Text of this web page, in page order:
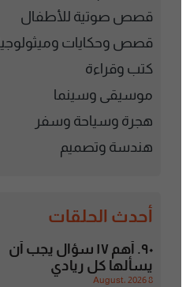
قصص صوتية للأطفال
قصص وحكايات وميثولوجيا
كتب وقراءة
موسيقى وسينما
هجرة وسياحة وسفر
هندسة وتصميم
أحدث الحلقات
٩٠. أهم ١٧ سؤال يجب أن
يسألها كل ريادي
8 August، 2026